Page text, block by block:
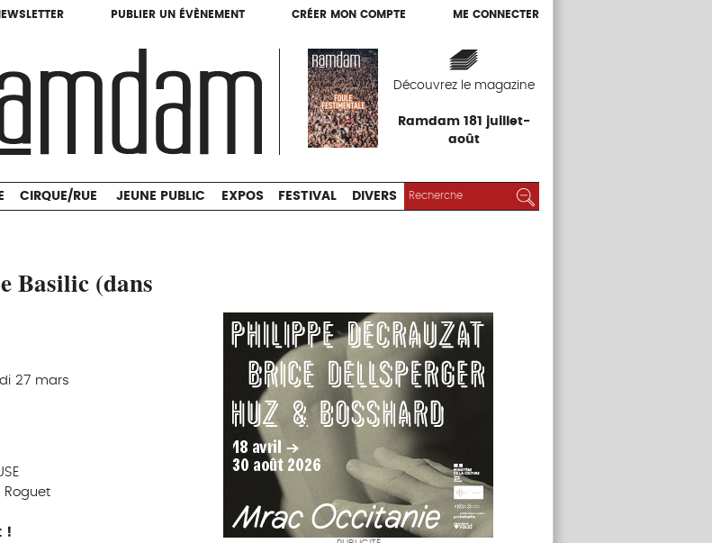
PUBLIER UN ÉVÈNEMENT CRÉER MON COMPTE ME CONNECTER
Découvrez le magazine
Ramdam 181 juillet-
août
PUBLIER UN ÉVÈNEMENT CRÉER MON COMPTE ME CONNECTER
CIRQUE/RUE JEUNE PUBLIC EXPOS
CIRQUE/RUE JEUNE PUBLIC EXPOS FESTIVAL DIVERS RECHERCHER :
Basilic (dans
27 mars
Roguet
!